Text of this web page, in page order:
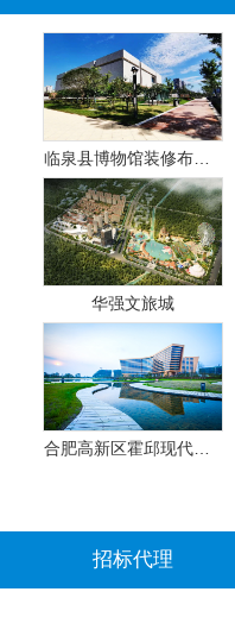
华强文旅城
招标代理